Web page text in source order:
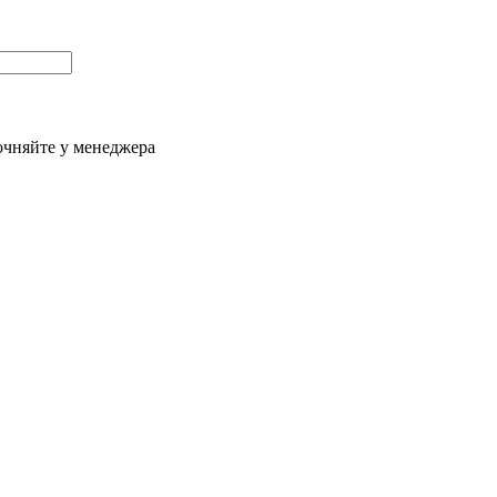
у менеджера